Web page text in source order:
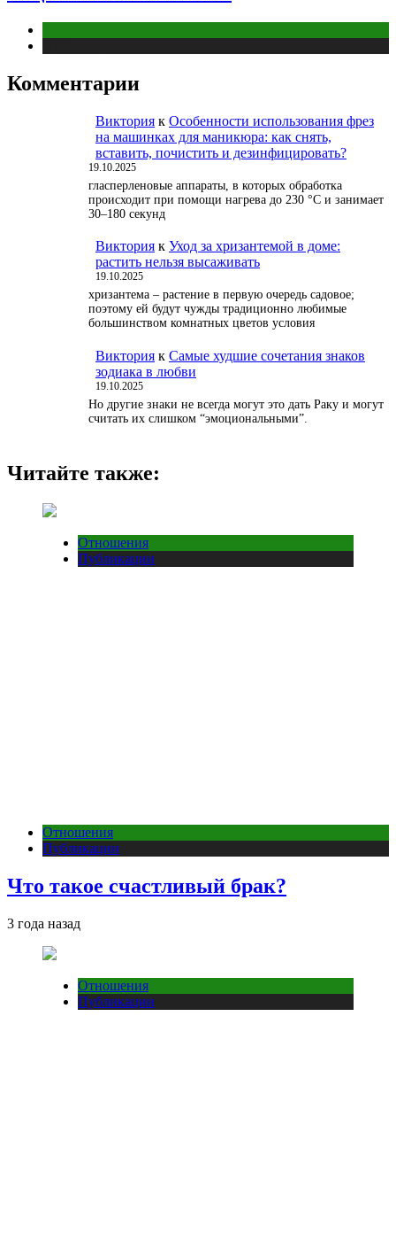
Комментарии
Виктория к Особенности использования фрез
на машинках для маникюра: как снять,
вставить, почистить и дезинфицировать?
19.10.2025
гласперленовые аппараты, в которых обработка
происходит при помощи нагрева до 230 °С и занимает
30–180 секунд
Виктория к Уход за хризантемой в доме:
растить нельзя высаживать
19.10.2025
хризантема – растение в первую очередь садовое;
поэтому ей будут чужды традиционно любимые
большинством комнатных цветов условия
Виктория к Самые худшие сочетания знаков
зодиака в любви
19.10.2025
Но другие знаки не всегда могут это дать Раку и могут
считать их слишком “эмоциональными”.
Читайте также:
Отношения
Публикации
Отношения
Публикации
Что такое счастливый брак?
3 года назад
Отношения
Публикации